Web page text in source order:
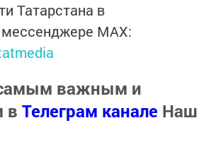
Татарстана в
MАХ:
важным и
в Телеграм канале Наш